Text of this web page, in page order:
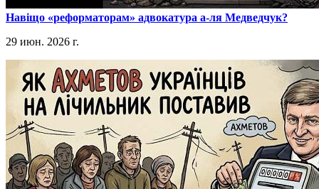
​Навіщо «реформаторам» адвокатура а-ля Медведчук?
29 июн. 2026 г.